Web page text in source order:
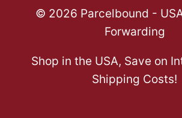
© 2026 Parcelbound -
Forwarding
Shop in the USA, Save on
Shipping Costs!